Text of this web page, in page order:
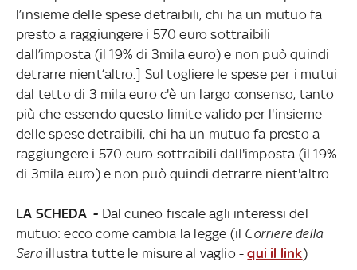
l’insieme delle spese detraibili, chi ha un mutuo fa
presto a raggiungere i 570 euro sottraibili
dall’imposta (il 19% di 3mila euro) e non può quindi
detrarre nient’altro.] Sul togliere le spese per i mutui
dal tetto di 3 mila euro c'è un largo consenso, tanto
più che essendo questo limite valido per l'insieme
delle spese detraibili, chi ha un mutuo fa presto a
raggiungere i 570 euro sottraibili dall'imposta (il 19%
di 3mila euro) e non può quindi detrarre nient'altro.
LA SCHEDA - Dal cuneo fiscale agli interessi del
mutuo: ecco come cambia la legge (il Corriere della
Seraillustra tutte le misure al vaglio -qui il link)